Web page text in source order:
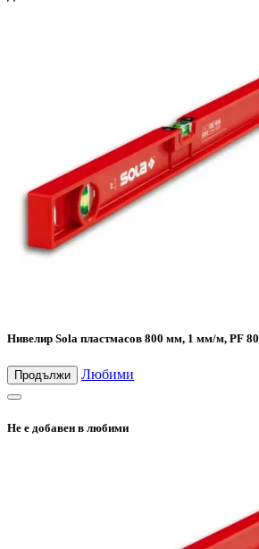
Нивелир Sola пластмасов 800 мм, 1 мм/м, PF 80
Продължи Любими
Не е добавен в любими